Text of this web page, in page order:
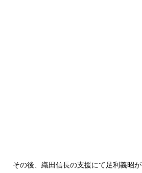
その後、織田信長の支援にて足利義昭が